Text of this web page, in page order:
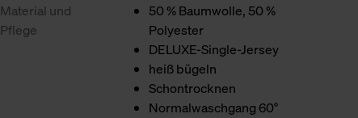
Material und
Pflege
50 % Baumwolle, 50 %
Polyester
DELUXE-Single-Jersey
heiß bügeln
Schontrocknen
Normalwaschgang 60°